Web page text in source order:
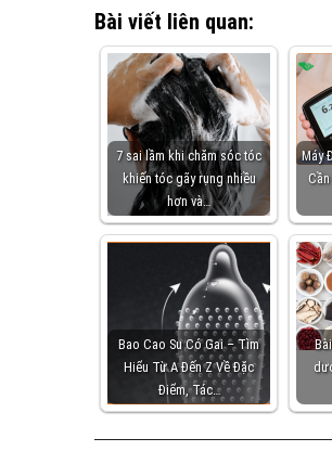
Bài viết liên quan:
7 sai lầm khi chăm sóc tóc
khiến tóc gãy rụng nhiều
hơn và…
Máy
Bao Cao Su Có Gai – Tìm
Hiểu Từ A Đến Z Về Đặc
Điểm, Tác…